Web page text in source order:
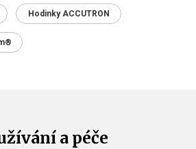
Hodinky ACCUTRON
a péče